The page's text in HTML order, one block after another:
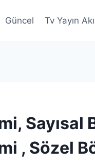
Güncel Tv Yayın
Sayısal
, Sözel